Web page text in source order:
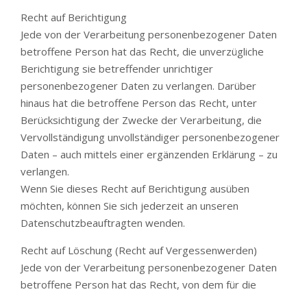
Recht auf Berichtigung
Jede von der Verarbeitung personenbezogener Daten
betroffene Person hat das Recht, die unverzügliche
Berichtigung sie betreffender unrichtiger
personenbezogener Daten zu verlangen. Darüber
hinaus hat die betroffene Person das Recht, unter
Berücksichtigung der Zwecke der Verarbeitung, die
Vervollständigung unvollständiger personenbezogener
Daten – auch mittels einer ergänzenden Erklärung – zu
verlangen.
Wenn Sie dieses Recht auf Berichtigung ausüben
möchten, können Sie sich jederzeit an unseren
Datenschutzbeauftragten wenden.
Recht auf Löschung (Recht auf Vergessenwerden)
Jede von der Verarbeitung personenbezogener Daten
betroffene Person hat das Recht, von dem für die